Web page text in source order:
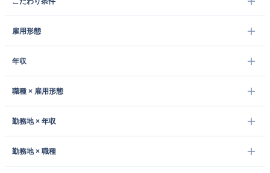
雇用形態
年収
職種 × 雇用形態
勤務地 × 年収
勤務地 × 職種